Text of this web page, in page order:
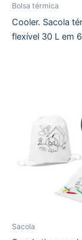
Bolsa térmica
Cooler. Sacola
flexível 30 L em
Sacola